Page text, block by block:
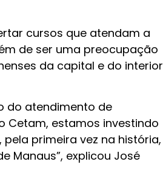
cursos que atendam a
de ser uma preocupação
da capital e do interior
do atendimento de
Cetam, estamos investindo
primeira vez na história,
Manaus”, explicou José